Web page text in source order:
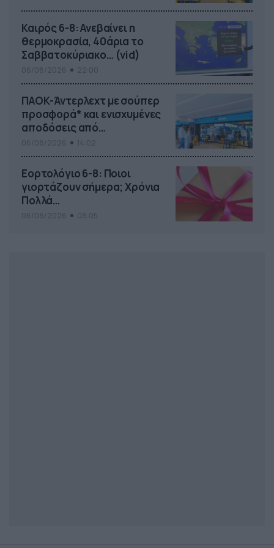
το ΠΑΜΕ ΣΤΟΙΧΗΜΑ
Καιρός 6-8: Ανεβαίνει η
θερμοκρασία, 40άρια το
Σαββατοκύριακο… (vid)
ΠΑΟΚ-Άντερλεχτ με σούπερ
προσφορά* και ενισχυμένες
αποδόσεις από
το Pamestoixima.gr
Εορτολόγιο 6-8: Ποιοι
γιορτάζουν σήμερα; Χρόνια
Πολλά…